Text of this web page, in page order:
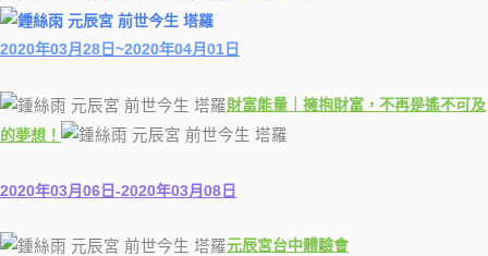
2020年03月28日~2020年04月01日
財富能量｜擁抱財富，不再是遙不可及
的夢想！
2020年03月06日-2020年03月08日
元辰宮台中體驗會